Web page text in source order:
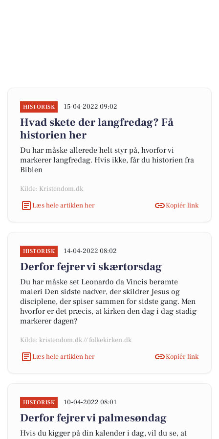
HISTORISK 15-04-2022 09:02
Hvad skete der langfredag? Få
historien her
Du har måske allerede helt styr på, hvorfor vi
markerer langfredag. Hvis ikke, får du historien fra
Biblen
Kilde: Kristendom.dk
Læs hele artiklen her
Kopiér link
HISTORISK 14-04-2022 08:02
Derfor fejrer vi skærtorsdag
Du har måske set Leonardo da Vincis berømte
maleri Den sidste nadver, der skildrer Jesus og
disciplene, der spiser sammen for sidste gang. Men
hvorfor er det præcis, at kirken den dag i dag stadig
markerer dagen?
Kilde: kristendom.dk // folkekirken.dk
Læs hele artiklen her
Kopiér link
HISTORISK 10-04-2022 08:01
Derfor fejrer vi palmesøndag
Hvis du kigger på din kalender i dag, vil du se, at